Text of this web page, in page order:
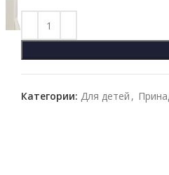
Категории: Для детей ,